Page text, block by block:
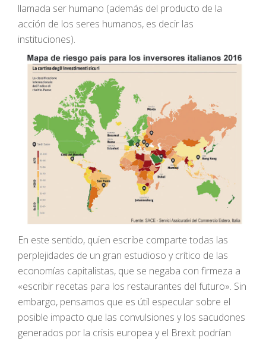
llamada ser humano (además del producto de la
acción de los seres humanos, es decir las
instituciones).
En este sentido, quien escribe comparte todas las
perplejidades de un gran estudioso y crítico de las
economías capitalistas, que se negaba con firmeza a
«escribir recetas para los restaurantes del futuro». Sin
embargo, pensamos que es útil especular sobre el
posible impacto que las convulsiones y los sacudones
generados por la crisis europea y el Brexit podrían